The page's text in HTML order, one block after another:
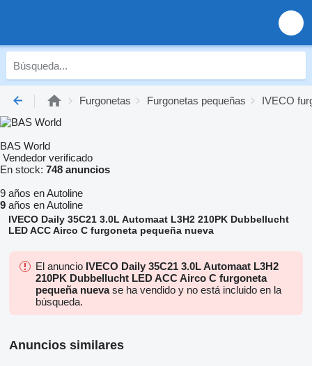
Furgonetas Furgonetas pequeñas IVECO
BAS World
Vendedor verificado
En stock: 748 anuncios
9 años en Autoline
9 años en Autoline
IVECO Daily 35C21 3.0L Automaat L3H2 210PK Dubbellucht
LED ACC Airco C furgoneta pequeña nueva
El anuncio IVECO Daily 35C21 3.0L Automaat L3H2
210PK Dubbellucht LED ACC Airco C furgoneta
pequeña nuevase ha vendido y no está incluido en la
búsqueda.
Anuncios similares